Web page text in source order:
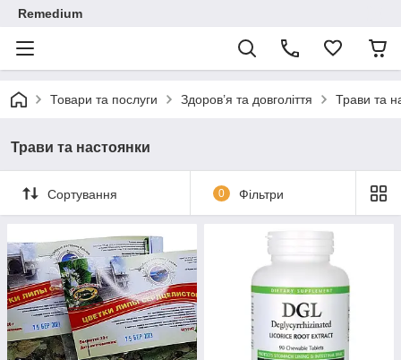
Remedium
Товари та послуги Здоров’я та довголіття Трави та
Трави та настоянки
Сортування 0 Фільтри